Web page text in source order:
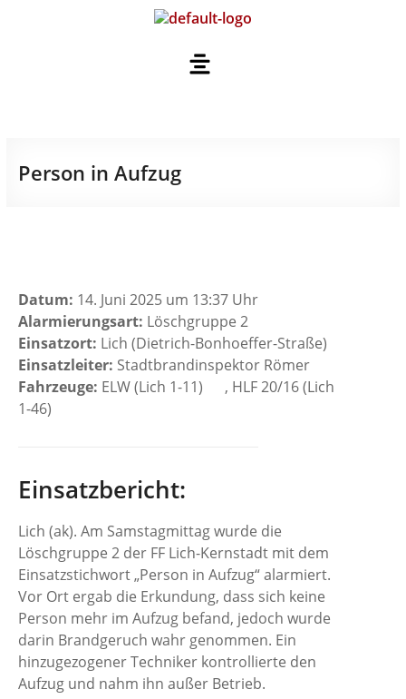
Person in Aufzug
Datum: 14. Juni 2025 um 13:37 Uhr
Alarmierungsart: Löschgruppe 2
Einsatzort: Lich (Dietrich-Bonhoeffer-Straße)
Einsatzleiter: Stadtbrandinspektor Römer
Fahrzeuge: ELW (Lich 1-11)
, HLF 20/16 (Lich
1-46)
Einsatzbericht:
Lich (ak). Am Samstagmittag wurde die
Löschgruppe 2 der FF Lich-Kernstadt mit dem
Einsatzstichwort „Person in Aufzug“ alarmiert.
Vor Ort ergab die Erkundung, dass sich keine
Person mehr im Aufzug befand, jedoch wurde
darin Brandgeruch wahr genommen. Ein
hinzugezogener Techniker kontrollierte den
Aufzug und nahm ihn außer Betrieb.